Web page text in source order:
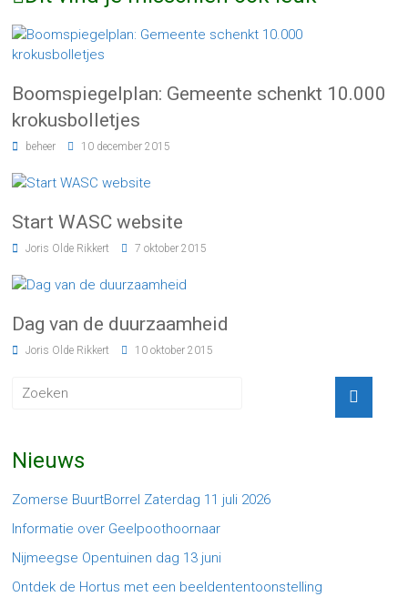
Boomspiegelplan: Gemeente schenkt 10.000
krokusbolletjes
beheer 10 december 2015
Start WASC website
Joris Olde Rikkert 7 oktober 2015
Dag van de duurzaamheid
Joris Olde Rikkert 10 oktober 2015
Nieuws
Zomerse BuurtBorrel Zaterdag 11 juli 2026
Informatie over Geelpoothoornaar
Nijmeegse Opentuinen dag 13 juni
Ontdek de Hortus met een beeldententoonstelling